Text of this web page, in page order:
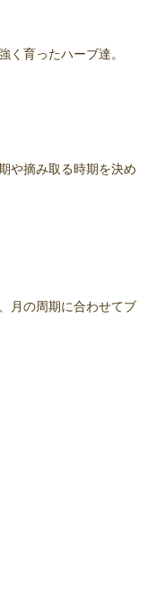
育ったハーブ達。
や摘み取る時期を決め
月の周期に合わせてブ